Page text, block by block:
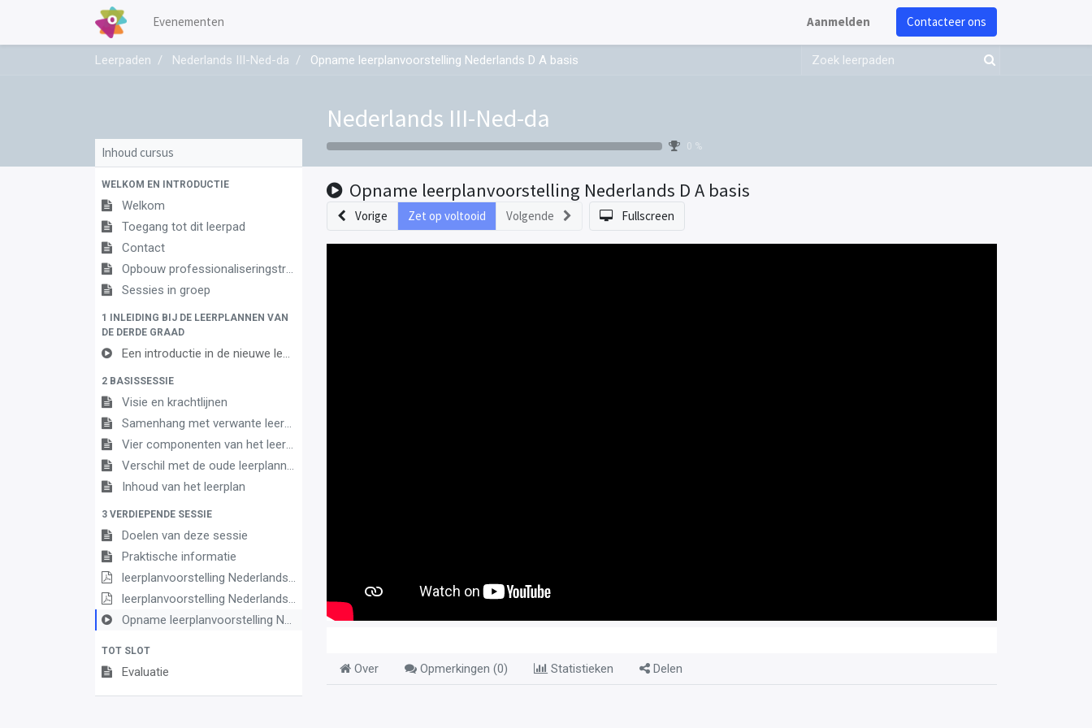
Evenementen Aanmelden Contacteer ons
Leerpaden Nederlands III-Ned-da Opname leerplanvoorstelling Nederlands D A basis
Nederlands III-Ned-da
0 %
Inhoud cursus
WELKOM EN INTRODUCTIE
Welkom
Toegang tot dit leerpad
Contact
Opbouw professionaliseringstraject
Sessies in groep
1 INLEIDING BIJ DE LEERPLANNEN VAN
DE DERDE GRAAD
Een introductie in de nieuwe leerplannen van de derde graad
2 BASISSESSIE
Visie en krachtlijnen
Samenhang met verwante leerplannen
Vier componenten van het leerplan
Verschil met de oude leerplannen
Inhoud van het leerplan
3 VERDIEPENDE SESSIE
Doelen van deze sessie
Praktische informatie
leerplanvoorstelling Nederlands III D/A basis
leerplanvoorstelling Nederlands III DA definitief
Opname leerplanvoorstelling Nederlands D A basis
TOT SLOT
Evaluatie
Opname leerplanvoorstelling Nederlands D A basis
Vorige Zet op voltooid Volgende Fullscreen
Over Opmerkingen (0) Statistieken Delen